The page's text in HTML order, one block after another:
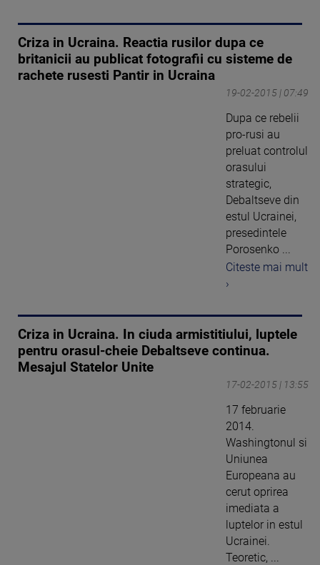
Criza in Ucraina. Reactia rusilor dupa ce
britanicii au publicat fotografii cu sisteme de
rachete rusesti Pantir in Ucraina
19-02-2015 | 07:49
Dupa ce rebelii
pro-rusi au
preluat controlul
orasului
strategic,
Debaltseve din
estul Ucrainei,
presedintele
Porosenko ...
Citeste mai mult
›
Criza in Ucraina. In ciuda armistitiului, luptele
pentru orasul-cheie Debaltseve continua.
Mesajul Statelor Unite
17-02-2015 | 13:55
17 februarie
2014.
Washingtonul si
Uniunea
Europeana au
cerut oprirea
imediata a
luptelor in estul
Ucrainei.
Teoretic, ...